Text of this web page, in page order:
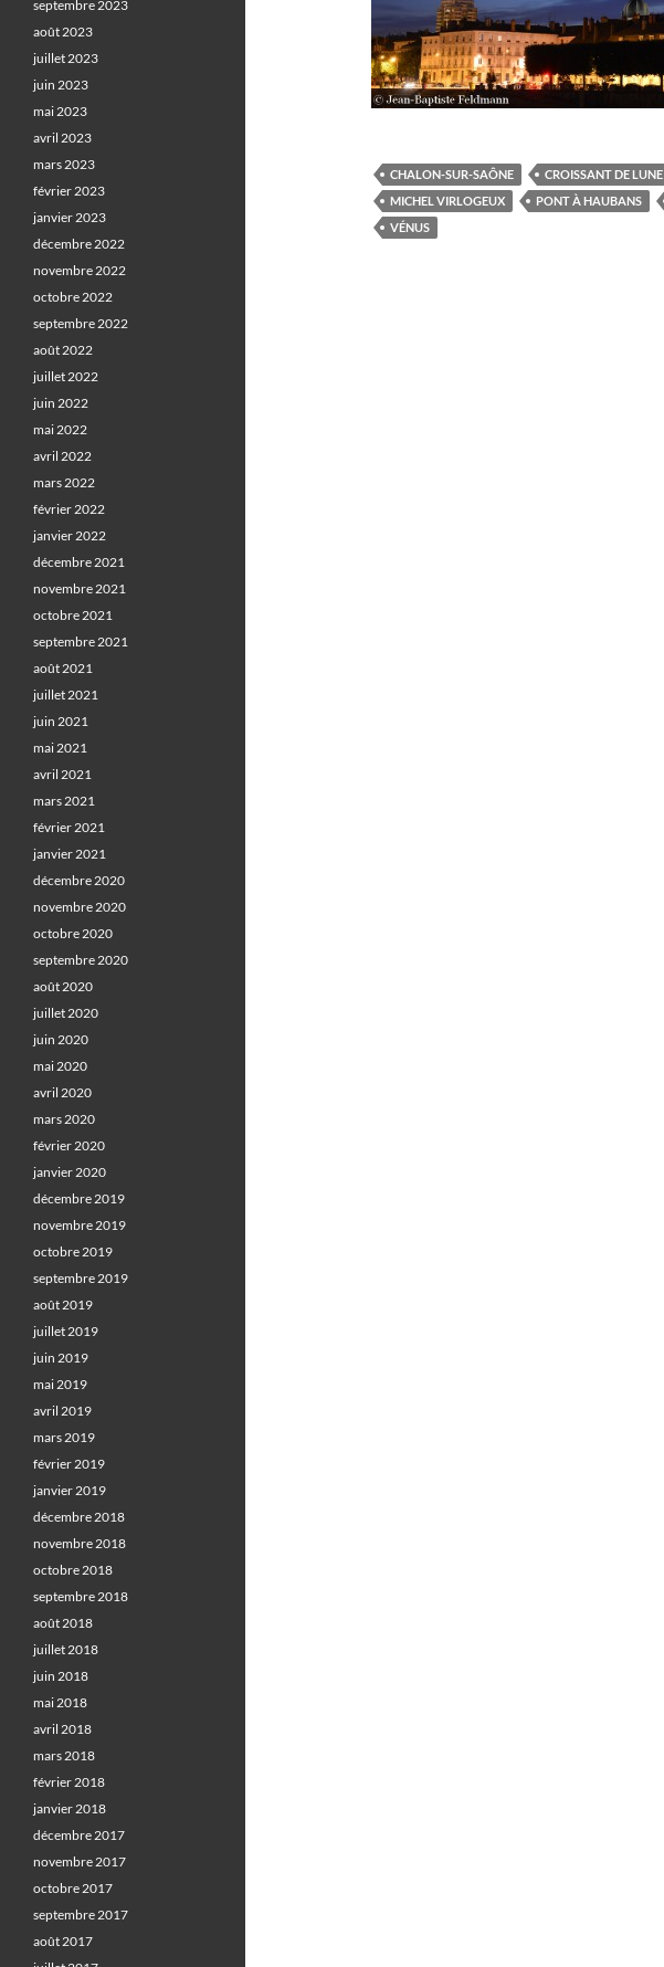
CHALON-SUR-SAÔNE CROISSANT DE LUNE
MICHEL VIRLOGEUX
PONT À HAUBANS
VÉNUS
septembre 2023
août 2023
juillet 2023
juin 2023
mai 2023
avril 2023
mars 2023
février 2023
janvier 2023
décembre 2022
novembre 2022
octobre 2022
septembre 2022
août 2022
juillet 2022
juin 2022
mai 2022
avril 2022
mars 2022
février 2022
janvier 2022
décembre 2021
novembre 2021
octobre 2021
septembre 2021
août 2021
juillet 2021
juin 2021
mai 2021
avril 2021
mars 2021
février 2021
janvier 2021
décembre 2020
novembre 2020
octobre 2020
septembre 2020
août 2020
juillet 2020
juin 2020
mai 2020
avril 2020
mars 2020
février 2020
janvier 2020
décembre 2019
novembre 2019
octobre 2019
septembre 2019
août 2019
juillet 2019
juin 2019
mai 2019
avril 2019
mars 2019
février 2019
janvier 2019
décembre 2018
novembre 2018
octobre 2018
septembre 2018
août 2018
juillet 2018
juin 2018
mai 2018
avril 2018
mars 2018
février 2018
janvier 2018
décembre 2017
novembre 2017
octobre 2017
septembre 2017
août 2017